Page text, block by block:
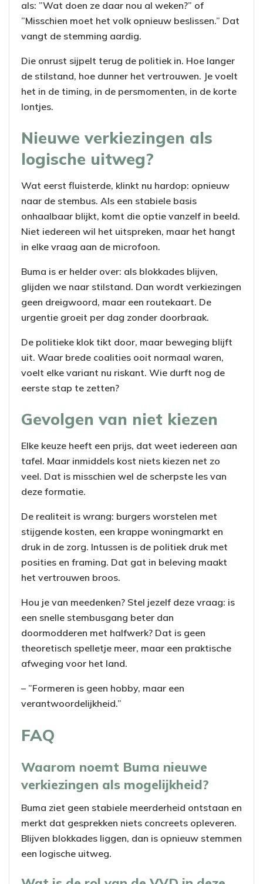
als: ”Wat doen ze daar nou al weken?” of
”Misschien moet het volk opnieuw beslissen.” Dat
vangt de stemming aardig.
Die onrust sijpelt terug de politiek in. Hoe langer
de stilstand, hoe dunner het vertrouwen. Je voelt
het in de timing, in de persmomenten, in de korte
lontjes.
Nieuwe verkiezingen als
logische uitweg?
Wat eerst fluisterde, klinkt nu hardop: opnieuw
naar de stembus. Als een stabiele basis
onhaalbaar blijkt, komt die optie vanzelf in beeld.
Niet iedereen wil het uitspreken, maar het hangt
in elke vraag aan de microfoon.
Buma is er helder over: als blokkades blijven,
glijden we naar stilstand. Dan wordt verkiezingen
geen dreigwoord, maar een routekaart. De
urgentie groeit per dag zonder doorbraak.
De politieke klok tikt door, maar beweging blijft
uit. Waar brede coalities ooit normaal waren,
voelt elke variant nu riskant. Wie durft nog de
eerste stap te zetten?
Gevolgen van niet kiezen
Elke keuze heeft een prijs, dat weet iedereen aan
tafel. Maar inmiddels kost niets kiezen net zo
veel. Dat is misschien wel de scherpste les van
deze formatie.
De realiteit is wrang: burgers worstelen met
stijgende kosten, een krappe woningmarkt en
druk in de zorg. Intussen is de politiek druk met
posities en framing. Dat gat in beleving maakt
het vertrouwen broos.
Hou je van meedenken? Stel jezelf deze vraag: is
een snelle stembusgang beter dan
doormodderen met halfwerk? Dat is geen
theoretisch spelletje meer, maar een praktische
afweging voor het land.
– ”Formeren is geen hobby, maar een
verantwoordelijkheid.”
FAQ
Waarom noemt Buma nieuwe
verkiezingen als mogelijkheid?
Buma ziet geen stabiele meerderheid ontstaan en
merkt dat gesprekken niets concreets opleveren.
Blijven blokkades liggen, dan is opnieuw stemmen
een logische uitweg.